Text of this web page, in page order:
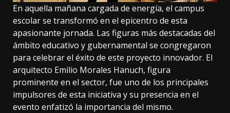
En aquella mañana cargada de energía, el campus
escolar se transformó en el epicentro de esta
apasionante jornada. Las figuras más destacadas del
ámbito educativo y gubernamental se congregaron
para celebrar el éxito de este proyecto innovador. El
arquitecto Emilio Morales Hanuch, figura
prominente en el sector, fue uno de los principales
impulsores de esta iniciativa y su presencia en el
evento enfatizó la importancia del mismo.